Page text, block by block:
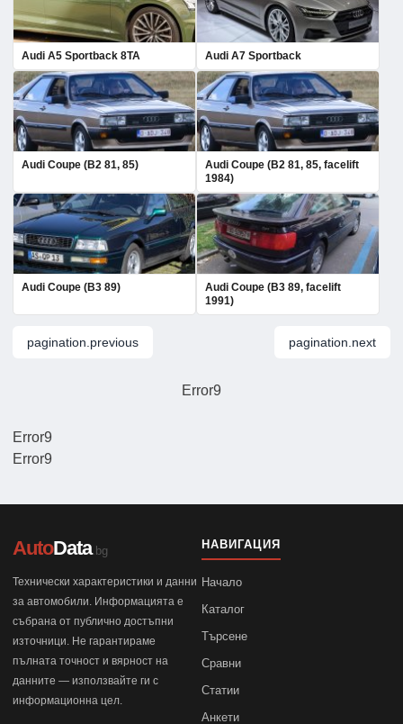
Error9
Audi A5 Sportback 8TA Audi A7 Sportback
Audi Coupe (B2 81, 85)
Audi Coupe (B2 81, 85, facelift
1984)
Audi Coupe (B3 89)
Audi Coupe (B3 89, facelift
1991)
pagination.previous pagination.next
Error9
Error9
AutoData.bg
Технически характеристики и данни
за автомобили. Информацията е
събрана от публично достъпни
източници. Не гарантираме
пълната точност и вярност на
данните — използвайте ги с
информационна цел.
НАВИГАЦИЯ
Начало
Каталог
Търсене
Сравни
Статии
Анкети